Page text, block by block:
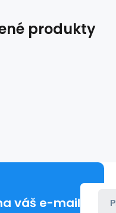
produkty
váš e-mail